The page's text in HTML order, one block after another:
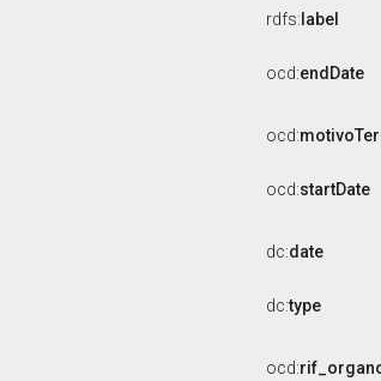
rdfs: label
ocd:endDate
ocd:
ocd:startDate
dc:date
dc:type
ocd: